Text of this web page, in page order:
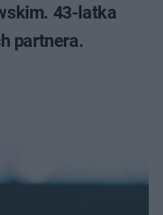
43-latka
partnera.